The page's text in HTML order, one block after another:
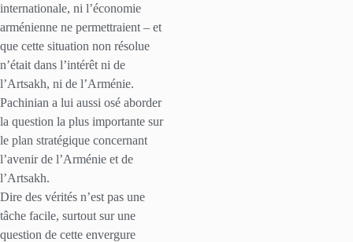
internationale, ni l’économie
arménienne ne permettraient – et
que cette situation non résolue
n’était dans l’intérêt ni de
l’Artsakh, ni de l’Arménie.
Pachinian a lui aussi osé aborder
la question la plus importante sur
le plan stratégique concernant
l’avenir de l’Arménie et de
l’Artsakh.
Dire des vérités n’est pas une
tâche facile, surtout sur une
question de cette envergure